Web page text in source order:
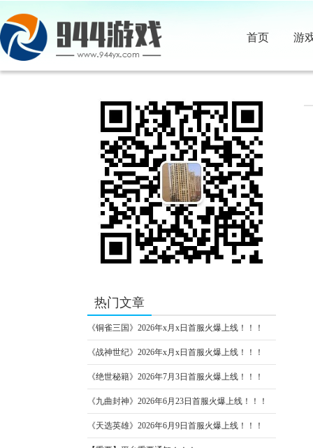
首页 游
热门文章
《铜雀三国》2026年x月x日首服火爆上线！！！
《战神世纪》2026年x月x日首服火爆上线！！！
《绝世秘籍》2026年7月3日首服火爆上线！！！
《九曲封神》2026年6月23日首服火爆上线！！！
《天选英雄》2026年6月9日首服火爆上线！！！